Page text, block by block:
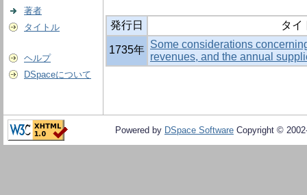
著者
タイトル
ヘルプ
DSpaceについて
発行日 タイ
1735年 Some considerations
revenues, and the annual
Powered by DSpace Software Copyright ©